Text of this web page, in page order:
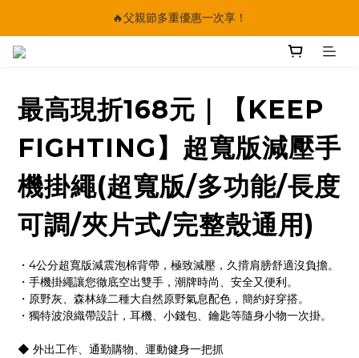
🔥父親節多重優惠一次享！
🔥父親節多重優惠一次享！
🔥父親節多重優惠一次享！
最高現折168元｜【KEEP
FIGHTING】超寬版減壓手
機掛繩(超寬版/多功能/長度
可調/夾片式/完整殼通用)
・4公分超寬版減震泡棉背帶，極致減壓，久揹肩膀舒適沒負擔。
・手機掛繩讓您徹底空出雙手，潮牌時尚、安全又便利。
・原野灰、森林綠二種大自然原野氣息配色，簡約好穿搭。
・獨特波浪織帶設計，耳機、小錢包、鑰匙等隨身小物一次掛。
◆ 外出工作、通勤購物、運動健身一把抓